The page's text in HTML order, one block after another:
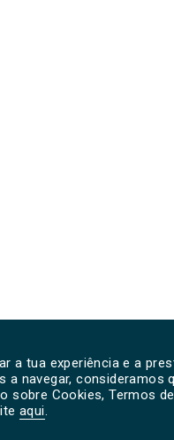
a tua experiência e a
a navegar, consideramos
sobre Cookies, Termos
aqui.